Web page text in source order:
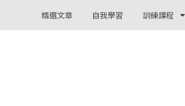
精選文章 自我學習 訓練課程